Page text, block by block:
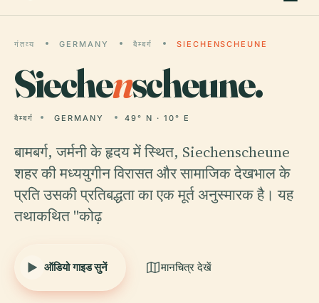
गंतव्य GERMANY बैम्बर्ग SIECHENSCHEUNE
Siechenscheune.
बैम्बर्ग GERMANY 49° N · 10° E
बामबर्ग, जर्मनी के हृदय में स्थित, Siechenscheune
शहर की मध्ययुगीन विरासत और सामाजिक देखभाल के
प्रति उसकी प्रतिबद्धता का एक मूर्त अनुस्मारक है। यह
तथाकथित "कोढ़
ऑडियो गाइड सुनें मानचित्र देखें